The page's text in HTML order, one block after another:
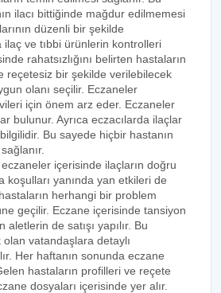
ilacı bittiğinde mağdur edilmemesi
düzenli bir şekilde
ilaç ve tıbbi ürünlerin kontrolleri
rahatsızlığını belirten hastaların
reçetesiz bir şekilde verilebilecek
olanı seçilir. Eczaneler
için önem arz eder. Eczaneler
bulunur. Ayrıca eczacılarda ilaçlar
Bu sayede hiçbir hastanın
içerisinde ilaçların doğru
koşulları yanında yan etkileri de
herhangi bir problem
geçilir. Eczane içerisinde tansiyon
de satışı yapılır. Bu
vatandaşlara detaylı
Her haftanın sonunda eczane
hastaların profilleri ve reçete
dosyaları içerisinde yer alır.